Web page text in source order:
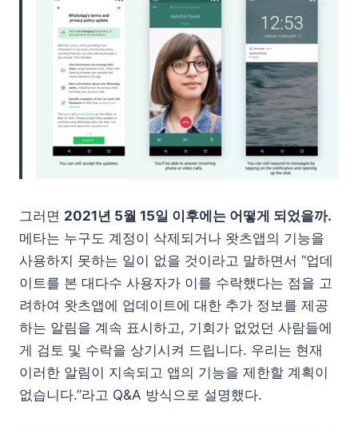
그러면 2021년 5월 15일 이후에는 어떻게 되었을까.
메타는 누구도 계정이 삭제되거나 왓츠앱의 기능을
사용하지 못하는 일이 없을 것이라고 말하면서 “업데
이트를 본 대다수 사용자가 이를 수락했다는 점을 고
려하여 왓츠앱에 업데이트에 대한 추가 정보를 제공
하는 알림을 계속 표시하고, 기회가 없었던 사람들에
게 검토 및 수락을 상기시켜 드립니다. 우리는 현재
이러한 알림이 지속되고 앱의 기능을 제한할 계획이
없습니다.”라고 Q&A 방식으로 설명했다.